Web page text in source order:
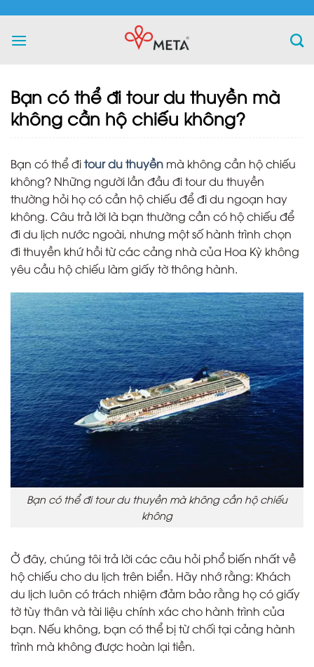
content
Bạn có thể đi tour du thuyền mà
không cần hộ chiếu không?
Bạn có thể đitour du thuyền mà không cần hộ chiếu
không? Những người lần đầu đi tour du thuyền
thường hỏi họ có cần hộ chiếu để đi du ngoạn hay
không. Câu trả lời là bạn thường cần có hộ chiếu để
đi du lịch nước ngoài, nhưng một số hành trình chọn
đi thuyền khứ hồi từ các cảng nhà của Hoa Kỳ không
yêu cầu hộ chiếu làm giấy tờ thông hành.
Bạn có thể đi tour du thuyền mà không cần hộ chiếu
không
Ở đây, chúng tôi trả lời các câu hỏi phổ biến nhất về
hộ chiếu cho du lịch trên biển. Hãy nhớ rằng: Khách
du lịch luôn có trách nhiệm đảm bảo rằng họ có giấy
tờ tùy thân và tài liệu chính xác cho hành trình của
bạn. Nếu không, bạn có thể bị từ chối tại cảng hành
trình mà không được hoàn lại tiền.